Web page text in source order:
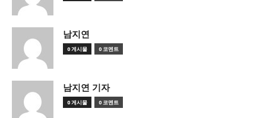
남지연
0 게시물 0 코멘트
남지연 기자
0 게시물 0 코멘트